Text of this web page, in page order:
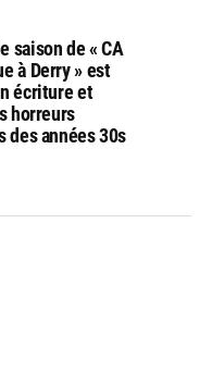
saison de « CA
à Derry » est
écriture et
horreurs
des années 30s